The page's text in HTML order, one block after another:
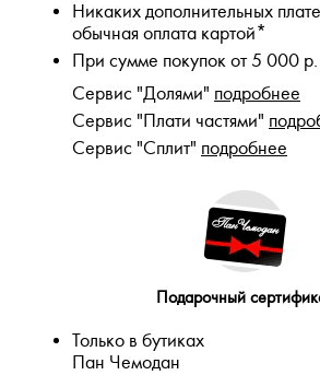
Никаких дополнительных
обычная оплата картой*
При сумме покупок от 5 000
Сервис "Долями" подробнее
Сервис "Плати частями"
Сервис "Сплит" подробнее
Подарочный
Только в бутиках
Пан Чемодан